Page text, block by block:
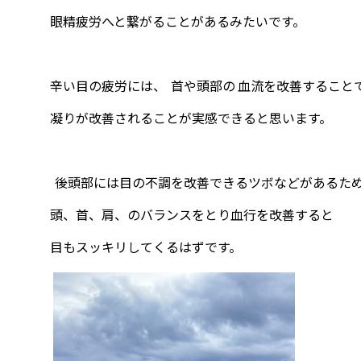
眼精疲労へと繋がることがあるみたいです。
辛い目の疲労には、 首や頭部の 血流を改善すること
凝りが改善されることが実感できると思います。
後頭部には目の不調を改善できるツボなどがあるた
頭、首、肩、のバランスをとり血行を改善すると
目もスッキリしてくるはずです。